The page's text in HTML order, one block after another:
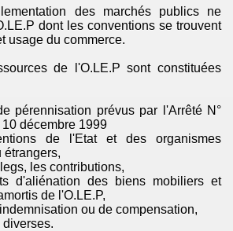
des marchés publics ne
dont les conventions se trouvent
usage du commerce.
de l'O.LE.P sont constituées
pérennisation prévus par l'Arrêté N°
décembre 1999
de l'Etat et des organismes
étrangers,
les contributions,
d'aliénation des biens mobiliers et
de l'O.LE.P,
ou de compensation,
diverses.